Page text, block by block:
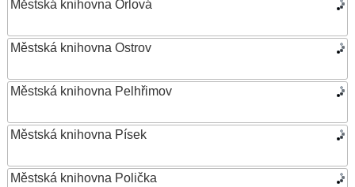
Městská knihovna Orlová
Městská knihovna Ostrov
Městská knihovna Pelhřimov
Městská knihovna Písek
Městská knihovna Polička